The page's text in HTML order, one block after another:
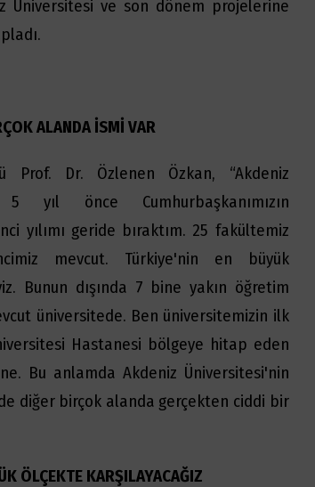
Üniversitesi ve son dönem projelerine
ALANDA İSMİ VAR
Prof. Dr. Özlenen Özkan, “Akdeniz
yıl önce Cumhurbaşkanımızın
yılımı geride bıraktım. 25 fakültemiz
mevcut. Türkiye'nin en büyük
Bunun dışında 7 bine yakın öğretim
üniversitede. Ben üniversitemizin ilk
Hastanesi bölgeye hitap eden
Bu anlamda Akdeniz Üniversitesi'nin
diğer birçok alanda gerçekten ciddi bir
ÖLÇEKTE KARŞILAYACAĞIZ